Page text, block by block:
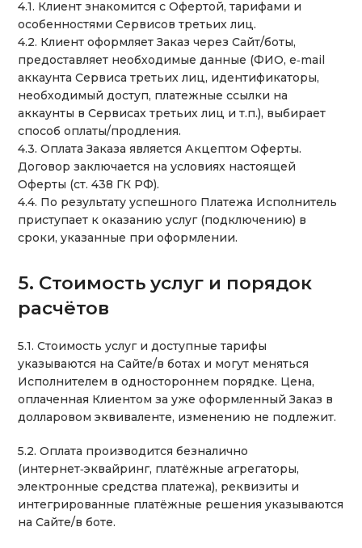
4.1. Клиент знакомится с Офертой, тарифами и
особенностями Сервисов третьих лиц.
4.2. Клиент оформляет Заказ через Сайт/боты,
предоставляет необходимые данные (ФИО, e‑mail
аккаунта Сервиса третьих лиц, идентификаторы,
необходимый доступ, платежные ссылки на
аккаунты в Сервисах третьих лиц и т.п.), выбирает
способ оплаты/продления.
4.3. Оплата Заказа является Акцептом Оферты.
Договор заключается на условиях настоящей
Оферты (ст. 438 ГК РФ).
4.4. По результату успешного Платежа Исполнитель
приступает к оказанию услуг (подключению) в
сроки, указанные при оформлении.
5. Стоимость услуг и порядок
расчётов
5.1. Стоимость услуг и доступные тарифы
указываются на Сайте/в ботах и могут меняться
Исполнителем в одностороннем порядке. Цена,
оплаченная Клиентом за уже оформленный Заказ в
долларовом эквиваленте, изменению не подлежит.
5.2. Оплата производится безналично
(интернет‑эквайринг, платёжные агрегаторы,
электронные средства платежа), реквизиты и
интегрированные платёжные решения указываются
на Сайте/в боте.